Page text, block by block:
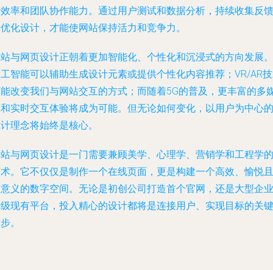
率和团队协作能力。通过用户测试和数据分析，持续收集反馈
化设计，才能使网站保持活力和竞争力。
与网页设计正朝着更加智能化、个性化和沉浸式的方向发展。
智能可以辅助生成设计元素或提供个性化内容推荐；VR/AR
改变我们与网站交互的方式；而随着5G的普及，更丰富的多
实时交互体验将成为可能。但无论如何变化，以用户为中心的
理念将始终是核心。
与网页设计是一门需要兼顾美学、心理学、营销学和工程学的
。它不仅仅是制作一个在线页面，更是构建一个高效、愉悦且
义的数字空间。无论是初创公司打造首个官网，还是大型企业
现有平台，投入精心的设计都将是连接用户、实现目标的关键
。